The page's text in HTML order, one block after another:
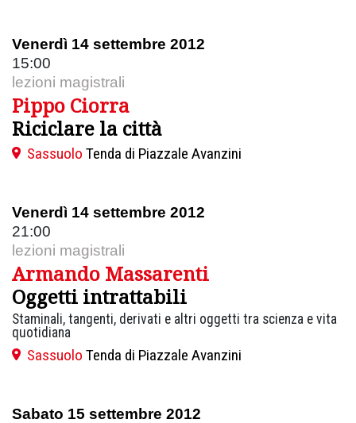
Venerdì 14 settembre 2012
15:00
lezioni magistrali
Pippo Ciorra
Riciclare la città
Sassuolo Tenda di Piazzale Avanzini
Venerdì 14 settembre 2012
21:00
lezioni magistrali
Armando Massarenti
Oggetti intrattabili
Staminali, tangenti, derivati e altri oggetti tra scienza e vita
quotidiana
Sassuolo Tenda di Piazzale Avanzini
Sabato 15 settembre 2012